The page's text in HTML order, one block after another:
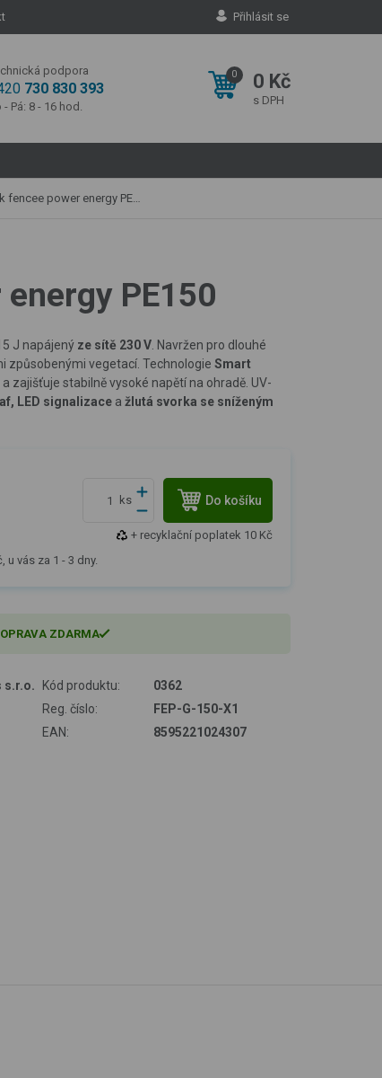
Přihlásit se
podpora
730 830 393
- Pá: 8 - 16 hod.
0 0 Kč
s DPH
power energy PE150
PE150
J napájený ze sítě 230 V . Navržen pro dlouhé
způsobenými vegetací. Technologie Smart
zajišťuje stabilně vysoké napětí na ohradě. UV-
LED signalizace a žlutá svorka se sníženým
ks Do košíku
+ recyklační poplatek 10 Kč
u vás za 1 - 3 dny.
ZDARMA
s.r.o. Kód produktu:
0362
Reg. číslo:
FEP-G-150-X1
EAN: 8595221024307